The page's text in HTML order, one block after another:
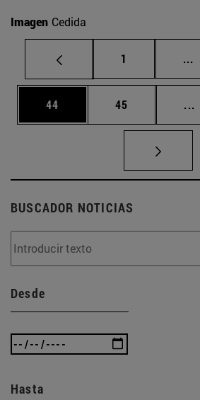
Imagen Cedida
Página
1 ...
Página
44 Página
45 ...
BUSCADOR NOTICIAS
Desde
Hasta